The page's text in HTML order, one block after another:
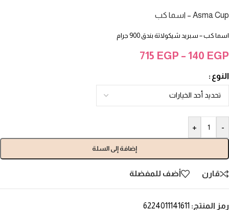
Asma Cup – اسما كب
اسما كب – سبريد شيكولاتة بندق 900 جرام
140 EGP
–
715 EGP
النوع
-
+
إضافة إلى السلة
قارن أضف للمفضلة
رمز المنتج: 6224011141611